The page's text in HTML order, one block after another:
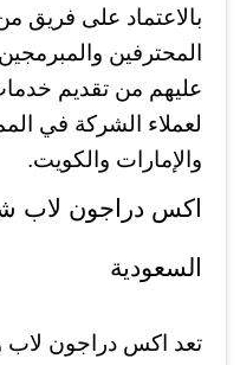
بالاعتماد على فريق
المحترفين
عليهم من تقديم
لعملاء الشركة في
والإمارات والكويت.
اكس دراجون لاب
السعودية
تعد اكس دراجون